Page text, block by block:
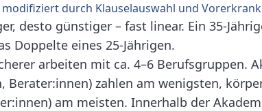
modifiziert durch Klauselauswahl und
desto günstiger – fast linear. Ein 35-
Doppelte eines 25-Jährigen.
arbeiten mit ca. 4–6 Berufsgruppen.
Berater:innen) zahlen am wenigsten,
am meisten. Innerhalb der